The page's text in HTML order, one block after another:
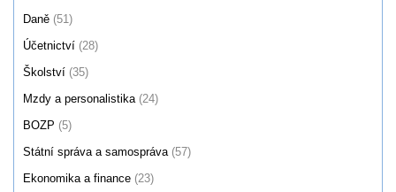
Daně (51)
Účetnictví (28)
Školství (35)
Mzdy a personalistika (24)
BOZP (5)
Státní správa a samospráva (57)
Ekonomika a finance (23)